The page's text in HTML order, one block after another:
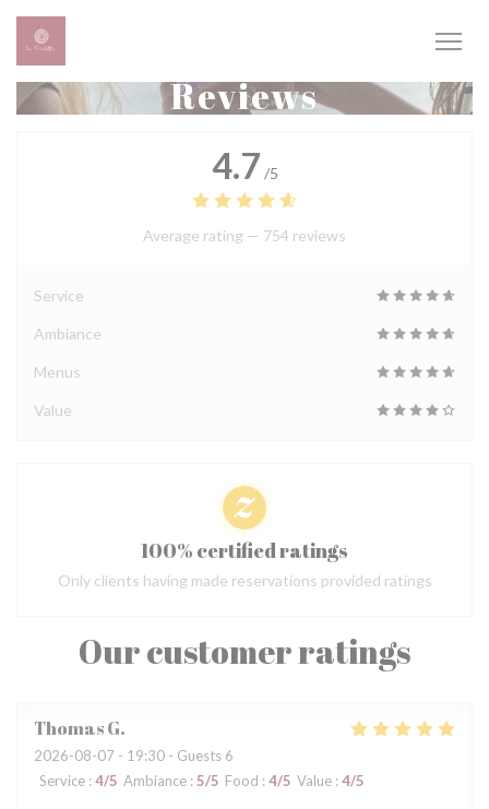
Personalizing your cookie choices
Reviews
Our customer ratings
ThomasG
2026-08-07 - 19:30 - Guests 6
Service : 4/5 Ambiance : 5/5 Food : 4/5 Value : 4/5
4.7 /5
Average rating — 754 reviews
Service
Ambiance
Menus
Value
100% certified ratings
Only clients having made reservations provided ratings